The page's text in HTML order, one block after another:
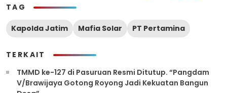
TAG
Kapolda Jatim Mafia Solar PT Pertamina
TERKAIT
TMMD ke-127 di Pasuruan Resmi Ditutup. “Pangdam
V/Brawijaya Gotong Royong Jadi Kekuatan Bangun